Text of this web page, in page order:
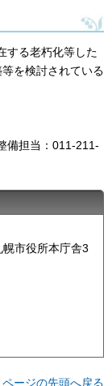
する老朽化等した
を検討されている
備担当：011-211-
市役所本庁舎3
ページの先頭へ戻る